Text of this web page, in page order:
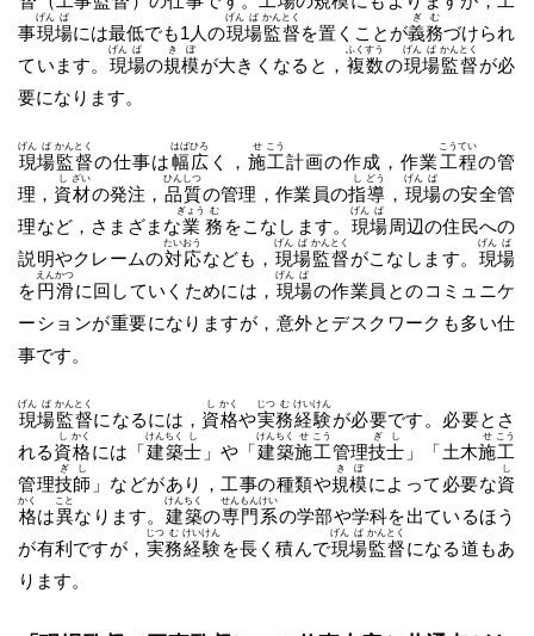
事現
げん
場
ば
には最低でも1人の現
げん
場
ば
監
かん
督
とく
を置くことが義
ぎ
務
む
づけられ
ています。 現
げん
場
ば
の規
き
模
ぼ
が大きくなると， 複
ふく
数
すう
の現
げん
場
ば
監
かん
督
とく
が必
要になります。
現
げん
場
ば
監
かん
督
とく
の仕事は幅
はば
広
ひろ
く，施
せ
工
こう
計画の作成，作業 工
こう
程
てい
の管
理， 資
し
材
ざい
の発注， 品
ひん
質
しつ
の管理，作業員の指
し
導
どう
， 現
げん
場
ば
の安全管
理など，さまざまな業
ぎょう
務
む
をこなします。 現
げん
場
ば
周辺の住民への
説明やクレームの対
たい
応
おう
なども， 現
げん
場
ば
監
かん
督
とく
がこなします。 現
げん
場
ば
を円
えん
滑
かつ
に回していくためには， 現
げん
場
ば
の作業員とのコミュニケ
ーションが重要になりますが，意外とデスクワークも多い仕
事です。
現
げん
場
ば
監
かん
督
とく
になるには， 資
し
格
かく
や実
じつ
務
む
経
けい
験
けん
が必要です。必要とさ
れる資
し
格
かく
には「建
けん
築
ちく
士
し
」や「建
けん
築
ちく
施
せ
工
こう
管理技
ぎ
士
し
」「土木施
せ
工
こう
管理技
ぎ
師
し
」などがあり，工事の種類や規
き
模
ぼ
によって必要な資
し
格
かく
は異
こと
なります。 建
けん
築
ちく
の専
せん
門
もん
系
けい
の学部や学科を出ているほう
が有利ですが， 実
じつ
務
む
経
けい
験
けん
を長く積んで現
げん
場
ば
監
かん
督
とく
になる道もあ
ります。